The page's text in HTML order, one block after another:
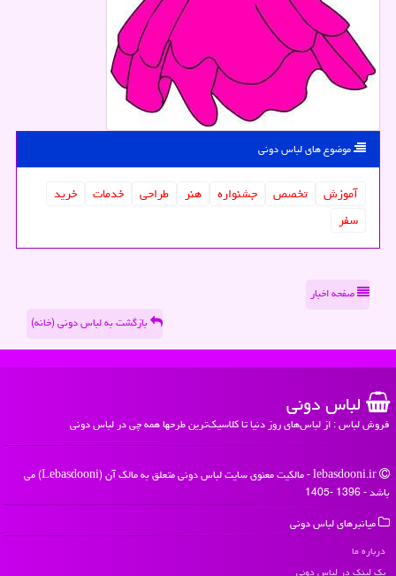
موضوع های لباس دونی
آموزش تخصص جشنواره هنر طراحی خدمات
خرید
سفر
صفحه اخبار
بازگشت به لباس دونی (خانه)
لباس دونی
فروش لباس : از لباس‌های روز دنیا تا کلاسیک‌ترین طرحها همه چی در لباس دونی
lebasdooni.ir - مالکیت معنوی سایت لباس دونی متعلق به مالک آن (Lebasdooni) می
باشد - 1396 -1405
میانبرهای لباس دونی
درباره ما
بک لینک در لباس دونی